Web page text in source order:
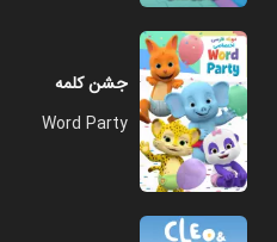
جشن کلمه
Word Party